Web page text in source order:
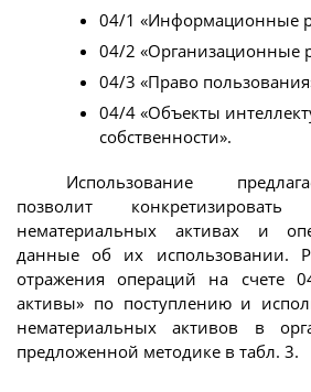
04/1 «Информационные
04/2 «Организационные
04/3 «Право
04/4 «Объекты
собственности».
Использование
позволит
нематериальных активах и
данные об их использовании.
отражения операций на счете
активы» по поступлению и
нематериальных активов в
предложенной методике в табл. 3.